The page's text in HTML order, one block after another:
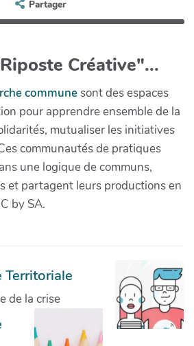
Partager
Créative"...
communesont des espaces
pour apprendre ensemble de la
mutualiser les initiatives
communautés de pratiques
une logique de communs,
et partagent leurs productions en
by SA.
Territoriale
de la crise